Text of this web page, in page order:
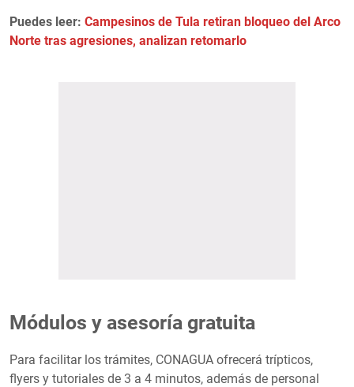
Puedes leer: Campesinos de Tula retiran bloqueo del Arco
Norte tras agresiones, analizan retomarlo
Módulos y asesoría gratuita
Para facilitar los trámites, CONAGUA ofrecerá trípticos,
flyers y tutoriales de 3 a 4 minutos, además de personal